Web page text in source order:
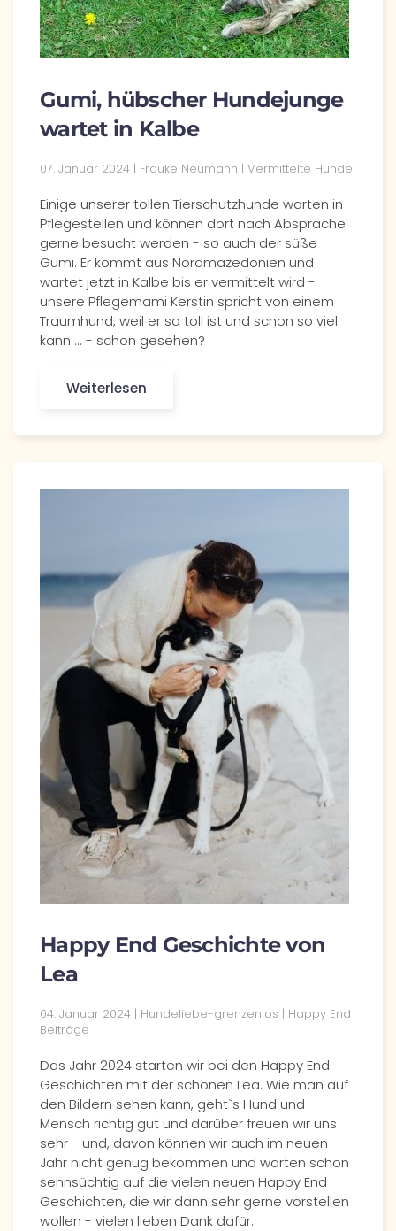
Gumi, hübscher Hundejunge
wartet in Kalbe
07. Januar 2024 | Frauke Neumann | Vermittelte Hunde
Einige unserer tollen Tierschutzhunde warten in
Pflegestellen und können dort nach Absprache
gerne besucht werden - so auch der süße
Gumi. Er kommt aus Nordmazedonien und
wartet jetzt in Kalbe bis er vermittelt wird -
unsere Pflegemami Kerstin spricht von einem
Traumhund, weil er so toll ist und schon so viel
kann ... - schon gesehen?
Weiterlesen
Happy End Geschichte von
Lea
04. Januar 2024 | Hundeliebe-grenzenlos | Happy End
Beiträge
Das Jahr 2024 starten wir bei den Happy End
Geschichten mit der schönen Lea. Wie man auf
den Bildern sehen kann, geht`s Hund und
Mensch richtig gut und darüber freuen wir uns
sehr - und, davon können wir auch im neuen
Jahr nicht genug bekommen und warten schon
sehnsüchtig auf die vielen neuen Happy End
Geschichten, die wir dann sehr gerne vorstellen
wollen - vielen lieben Dank dafür.